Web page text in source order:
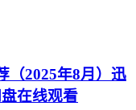
（2025年8月）迅
在线观看